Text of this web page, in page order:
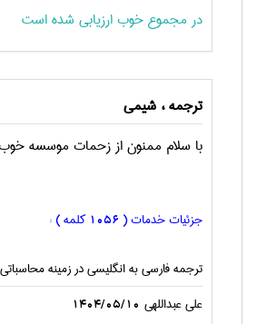
در مجموع خوب ارزیابی شده است
ترجمه ، شيمی
با سلام ممنون از زحمات موسسه خوب
جزئیات خدمات ( 1056 کلمه ) :
ترجمه فارسی به انگليسی در زمینه محاسباتی
علی عبداللهی 1404/05/10